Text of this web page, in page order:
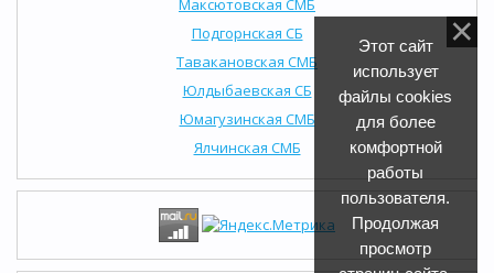
Максютовская СМБ
Подгорнская СБ
Тавакановская СМБ
Юлдыбаевская СБ
Юмагузинская СМБ
Ялчинская СМБ
Этот сайт
использует
файлы cookies
для более
комфортной
работы
пользователя.
Продолжая
просмотр